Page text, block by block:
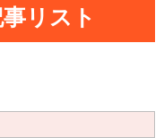
リスト